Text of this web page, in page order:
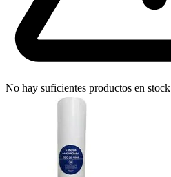
No hay suficientes productos en stock